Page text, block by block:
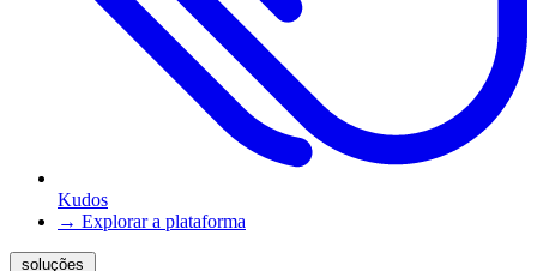
Kudos
→ Explorar a plataforma